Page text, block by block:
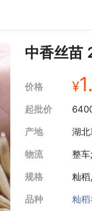
中香丝苗
价格 ¥
起批价
产地
湖
物流
整
规格
籼
品种
籼稻